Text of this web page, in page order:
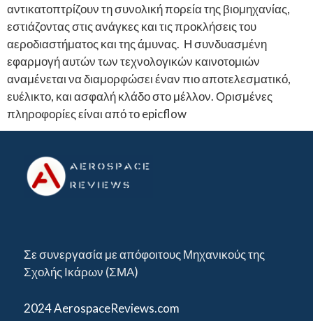
αντικατοπτρίζουν τη συνολική πορεία της βιομηχανίας,
εστιάζοντας στις ανάγκες και τις προκλήσεις του
αεροδιαστήματος και της άμυνας. Η συνδυασμένη
εφαρμογή αυτών των τεχνολογικών καινοτομιών
αναμένεται να διαμορφώσει έναν πιο αποτελεσματικό,
ευέλικτο, και ασφαλή κλάδο στο μέλλον. Ορισμένες
πληροφορίες είναι από το epicflow
Σε συνεργασία με απόφοιτους Μηχανικούς της
Σχολής Ικάρων (ΣΜΑ)
2024 AerospaceReviews.com